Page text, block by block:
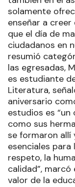
solamente
enseñar a
que el día de
ciudadanos en
resumió
las egresadas,
es estudiante
Literatura,
aniversario
estudios es
como sus
se formaron allí
esenciales para
respeto, la
calidad”,
valor de la